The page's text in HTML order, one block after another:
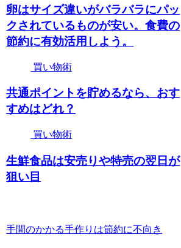
卵はサイズ違いがバラバラにパッ
クされているものが安い。食費の
節約に有効活用しよう。
買い物術
共通ポイントを貯めるなら、おす
すめはどれ？
買い物術
生鮮食品は安売りや特売の翌日が
狙い目
手間のかかる手作りは節約に不向き